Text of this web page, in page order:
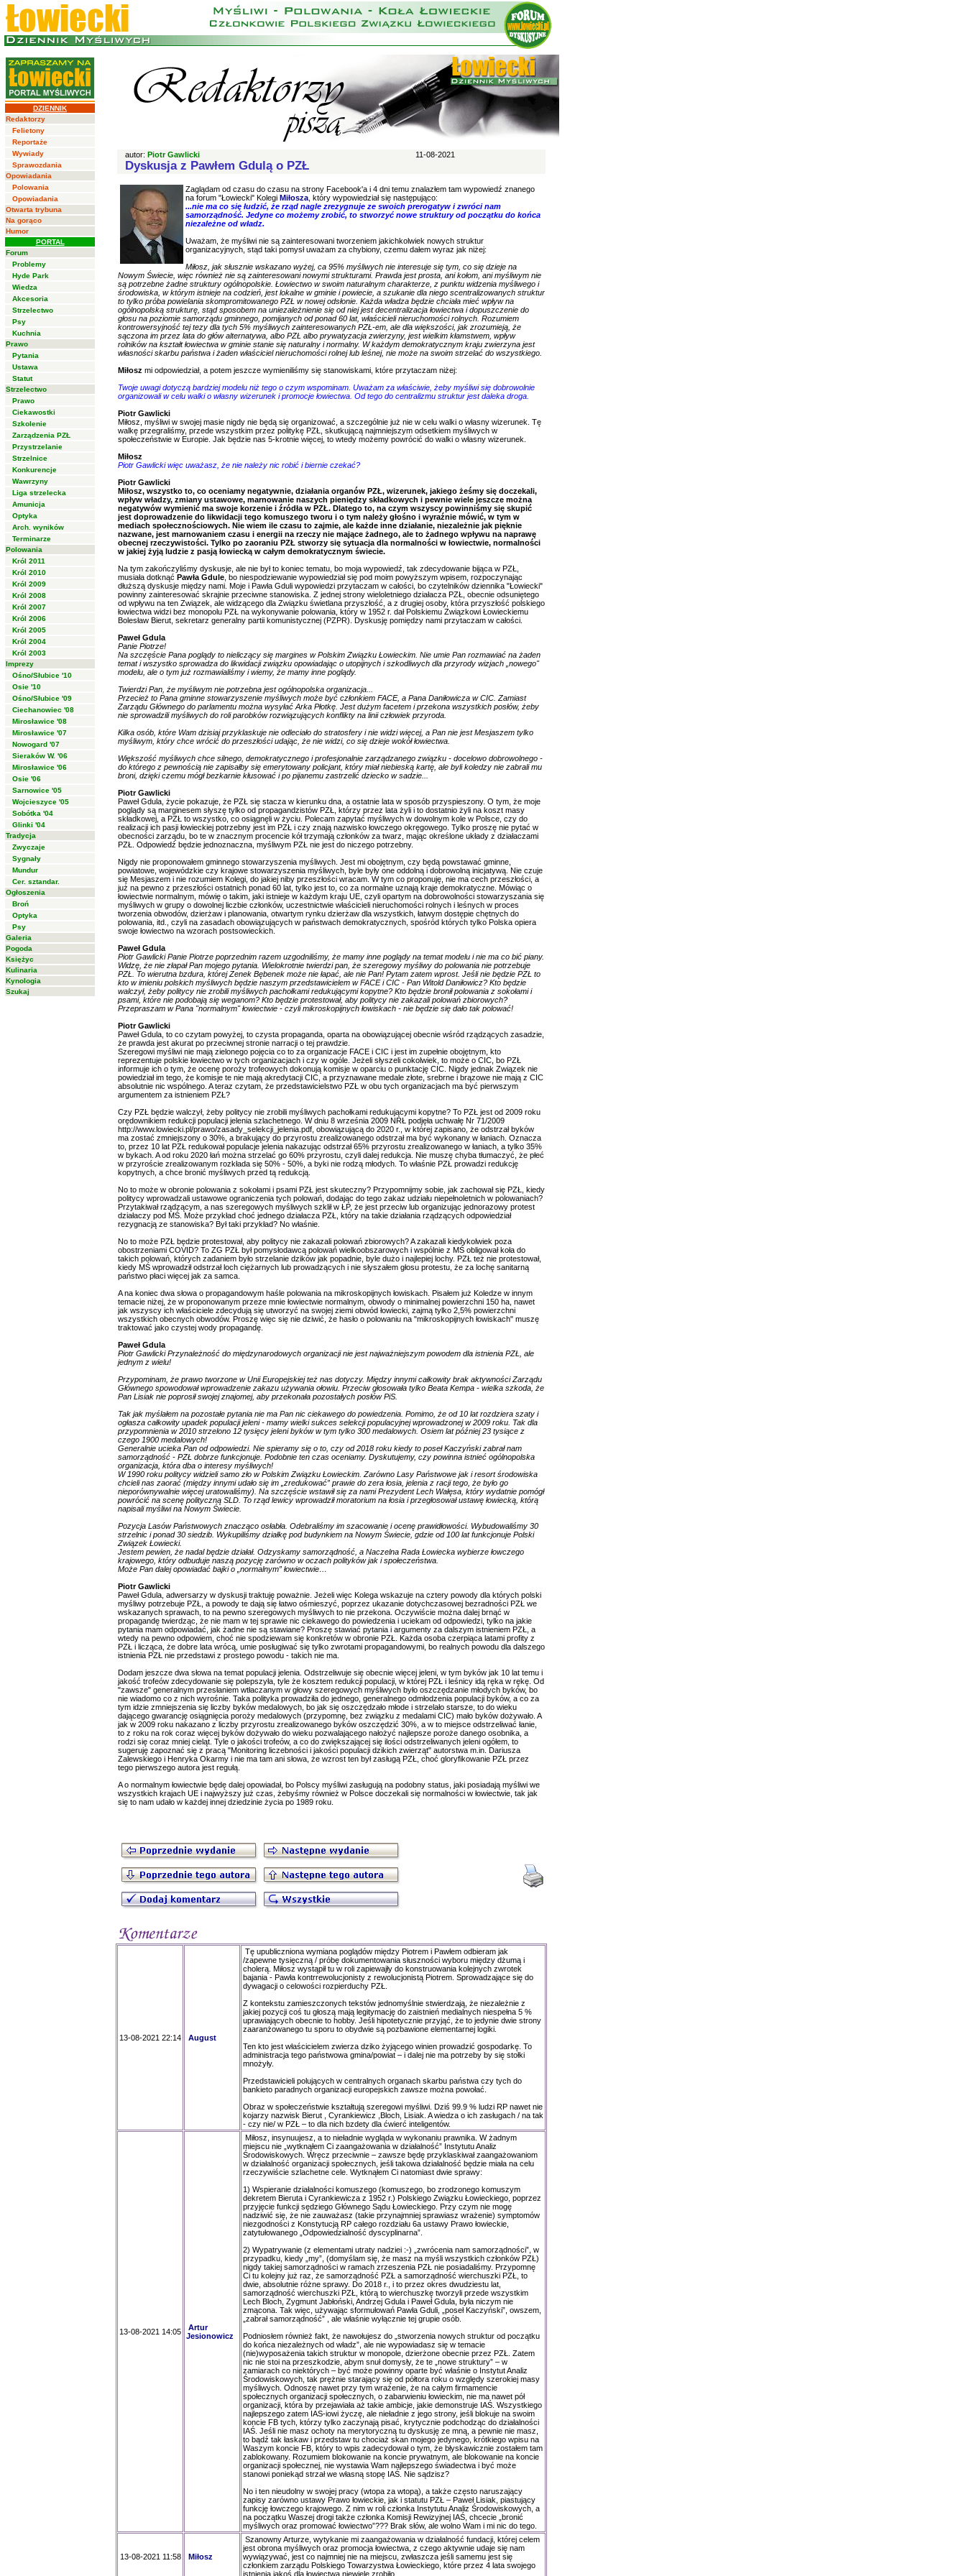
DZIENNIK
Redaktorzy
Felietony
Reportaże
Wywiady
Sprawozdania
Opowiadania
Polowania
Opowiadania
Otwarta trybuna
Na gorąco
Humor
PORTAL
Forum
Problemy
Hyde Park
Wiedza
Akcesoria
Strzelectwo
Psy
Kuchnia
Prawo
Pytania
Ustawa
Statut
Strzelectwo
Prawo
Ciekawostki
Szkolenie
Zarządzenia PZŁ
Przystrzelanie
Strzelnice
Konkurencje
Wawrzyny
Liga strzelecka
Amunicja
Optyka
Arch. wyników
Terminarze
Polowania
Król 2011
Król 2010
Król 2009
Król 2008
Król 2007
Król 2006
Król 2005
Król 2004
Król 2003
Imprezy
Ośno/Słubice '10
Osie '10
Ośno/Słubice '09
Ciechanowiec '08
Mirosławice '08
Mirosławice '07
Nowogard '07
Sieraków W. '06
Mirosławice '06
Osie '06
Sarnowice '05
Wojcieszyce '05
Sobótka '04
Glinki '04
Tradycja
Zwyczaje
Sygnały
Mundur
Cer. sztandar.
Ogłoszenia
Broń
Optyka
Psy
Galeria
Pogoda
Księżyc
Kulinaria
Kynologia
Szukaj
autor: Piotr Gawlicki 11-08-2021
Dyskusja z Pawłem Gdulą o PZŁ
Zaglądam od czasu do czasu na strony Facebook'a i 4 dni temu znalazłem tam wypowiedź znanego
na forum "Łowiecki" Kolegi Miłosza , który wypowiedział się następująco:
...nie ma co się łudzić, że rząd nagle zrezygnuje ze swoich prerogatyw i zwróci nam
samorządność. Jedyne co możemy zrobić, to stworzyć nowe struktury od początku do końca
niezależne od władz.
Uważam, że myśliwi nie są zainteresowani tworzeniem jakichkolwiek nowych struktur
organizacyjnych, stąd taki pomysł uważam za chybiony, czemu dałem wyraz jak niżej:
Miłosz, jak słusznie wskazano wyżej, ca 95% myśliwych nie interesuje się tym, co się dzieje na
Nowym Świecie, więc również nie są zainteresowani nowymi strukturami. Prawda jest prosta, ani kołom, ani myśliwym nie
są potrzebne żadne struktury ogólnopolskie. Łowiectwo w swoim naturalnym charakterze, z punktu widzenia myśliwego i
środowiska, w którym istnieje na codzień, jest lokalne w gminie i powiecie, a szukanie dla niego scentralizowanych struktur
to tylko próba powielania skompromitowanego PZŁ w nowej odsłonie. Każda władza będzie chciała mieć wpływ na
ogólnopolską strukturę, stąd sposobem na uniezależnienie się od niej jest decentralizacja łowiectwa i dopuszczenie do
głosu na poziomie samorządu gminnego, pomijanych od ponad 60 lat, właścicieli nieruchomości rolnych. Rozumiem
kontrowersyjność tej tezy dla tych 5% myśliwych zainteresowanych PZŁ-em, ale dla większości, jak zrozumieją, że
sączona im przez lata do głów alternatywa, albo PZŁ albo prywatyzacja zwierzyny, jest wielkim kłamstwem, wpływ
rolników na kształt łowiectwa w gminie stanie się naturalny i normalny. W każdym demokratycznym kraju zwierzyna jest
własności skarbu państwa i żaden właściciel nieruchomości rolnej lub leśnej, nie może na swoim strzelać do wszystkiego.
Miłosz mi odpowiedział, a potem jeszcze wymieniliśmy się stanowiskami, które przytaczam niżej:
Twoje uwagi dotyczą bardziej modelu niż tego o czym wspominam. Uważam za właściwie, żeby myśliwi się dobrowolnie
organizowali w celu walki o własny wizerunek i promocje łowiectwa. Od tego do centralizmu struktur jest daleka droga.
Piotr Gawlicki
Miłosz, myśliwi w swojej masie nigdy nie będą się organizować, a szczególnie już nie w celu walki o własny wizerunek. Tę
walkę przegraliśmy, przede wszystkim przez politykę PZŁ, skutkującą najmniejszym odsetkiem myśliwych w
społeczeństwie w Europie. Jak będzie nas 5-krotnie więcej, to wtedy możemy powrócić do walki o własny wizerunek.
Miłosz
Piotr Gawlicki więc uważasz, że nie należy nic robić i biernie czekać?
Piotr Gawlicki
Miłosz, wszystko to, co oceniamy negatywnie, działania organów PZŁ, wizerunek, jakiego żeśmy się doczekali,
wpływ władzy, zmiany ustawowe, marnowanie naszych pieniędzy składkowych i pewnie wiele jeszcze można
negatywów wymienić ma swoje korzenie i źródła w PZŁ. Dlatego to, na czym wszyscy powinniśmy się skupić
jest doprowadzenie do likwidacji tego komuszego tworu i o tym należy głośno i wyraźnie mówić, w tym w
mediach społecznościowych. Nie wiem ile czasu to zajmie, ale każde inne działanie, niezależnie jak pięknie
nazwane, jest marnowaniem czasu i energii na rzeczy nie mające żadnego, ale to żadnego wpływu na naprawę
obecnej rzeczywistości. Tylko po zaoraniu PZŁ stworzy się sytuacja dla normalności w łowiectwie, normalności
w jakiej żyją ludzie z pasją łowiecką w całym demokratycznym świecie.
Na tym zakończyliśmy dyskusje, ale nie był to koniec tematu, bo moja wypowiedź, tak zdecydowanie bijąca w PZŁ,
musiała dotknąć Pawła Gdule , bo niespodziewanie wypowiedział się pod moim powyższym wpisem, rozpoczynając
dłuższą dyskusje między nami. Moje i Pawła Gduli wypowiedzi przytaczam w całości, bo czytelników dziennika "Łowiecki"
powinny zainteresować skrajnie przeciwne stanowiska. Z jednej strony wieloletniego działacza PZŁ, obecnie odsuniętego
od wpływu na ten Związek, ale widzącego dla Związku świetlana przyszłość, a z drugiej osoby, która przyszłość polskiego
łowiectwa widzi bez monopolu PZŁ na wykonywanie polowania, który w 1952 r. dał Polskiemu Związkowi Łowieckiemu
Bolesław Bierut, sekretarz generalny partii komunistycznej (PZPR). Dyskusję pomiędzy nami przytaczam w całości.
Paweł Gdula
Panie Piotrze!
Na szczęście Pana poglądy to nieliczący się margines w Polskim Związku Łowieckim. Nie umie Pan rozmawiać na żaden
temat i wszystko sprowadza do likwidacji związku opowiadając o utopijnych i szkodliwych dla przyrody wizjach „nowego"
modelu, ale o tym już rozmawialiśmy i wiemy, że mamy inne poglądy.
Twierdzi Pan, że myśliwym nie potrzebna jest ogólnopolska organizacja...
Przecież to Pana gminne stowarzyszenie myśliwych może być członkiem FACE, a Pana Daniłowicza w CIC. Zamiast
Zarządu Głównego do parlamentu można wysyłać Arka Płotkę. Jest dużym facetem i przekona wszystkich posłów, żeby
nie sprowadzili myśliwych do roli parobków rozwiązujących konflikty na linii człowiek przyroda.
Kilka osób, które Wam dzisiaj przyklaskuje nie odleciało do stratosfery i nie widzi więcej, a Pan nie jest Mesjaszem tylko
myśliwym, który chce wrócić do przeszłości udając, że nie widzi, co się dzieje wokół łowiectwa.
Większość myśliwych chce silnego, demokratycznego i profesjonalnie zarządzanego związku - docelowo dobrowolnego -
do którego z pewnością nie zapisałby się emerytowany policjant, który miał niebieską kartę, ale byli koledzy nie zabrali mu
broni, dzięki czemu mógł bezkarnie kłusować i po pijanemu zastrzelić dziecko w sadzie...
Piotr Gawlicki
Paweł Gdula, życie pokazuje, że PZŁ się stacza w kierunku dna, a ostatnie lata w sposób przyspieszony. O tym, że moje
poglądy są marginesem słyszę tylko od propagandzistów PZŁ, którzy przez lata żyli i to dostatnio żyli na koszt masy
składkowej, a PZŁ to wszystko, co osiągnęli w życiu. Polecam zapytać myśliwych w dowolnym kole w Polsce, czy do
realizacji ich pasji łowieckiej potrzebny jest im PZŁ i czy znają nazwisko łowczego okręgowego. Tylko proszę nie pytać w
obecności zarządu, bo te w znacznym procencie kół trzymają członków za twarz, mając określone układy z działaczami
PZŁ. Odpowiedź będzie jednoznaczna, myśliwym PZŁ nie jest do niczego potrzebny.
Nigdy nie proponowałem gminnego stowarzyszenia myśliwych. Jest mi obojętnym, czy będą powstawać gminne,
powiatowe, wojewódzkie czy krajowe stowarzyszenia myśliwych, byle były one oddolną i dobrowolną inicjatywą. Nie czuje
się Mesjaszem i nie rozumiem Kolegi, do jakiej niby przeszłości wracam. W tym co proponuję, nie ma cech przeszłości, a
już na pewno z przeszłości ostatnich ponad 60 lat, tylko jest to, co za normalne uznają kraje demokratyczne. Mówiąc o
łowiectwie normalnym, mówię o takim, jaki istnieje w każdym kraju UE, czyli opartym na dobrowolności stowarzyszania się
myśliwych w grupy o dowolnej liczbie członków, uczestnictwie właścicieli nieruchomości rolnych i leśnych w proces
tworzenia obwodów, dzierżaw i planowania, otwartym rynku dzierżaw dla wszystkich, łatwym dostępie chętnych do
polowania, itd., czyli na zasadach obowiązujących w państwach demokratycznych, spośród których tylko Polska opiera
swoje łowiectwo na wzorach postsowieckich.
Paweł Gdula
Piotr Gawlicki Panie Piotrze poprzednim razem uzgodniliśmy, że mamy inne poglądy na temat modelu i nie ma co bić piany.
Widzę, że nie złapał Pan mojego pytania. Wielokrotnie twierdzi pan, że szeregowy myśliwy do polowania nie potrzebuje
PZŁ. To wierutna bzdura, której Zenek Bębenek może nie łapać, ale nie Pan! Pytam zatem wprost. Jeśli nie będzie PZŁ to
kto w imieniu polskich myśliwych będzie naszym przedstawicielem w FACE i CIC - Pan Witold Daniłowicz? Kto będzie
walczył, żeby politycy nie zrobili myśliwych pachołkami redukującymi kopytne? Kto będzie bronił polowania z sokołami i
psami, które nie podobają się weganom? Kto będzie protestował, aby politycy nie zakazali polowań zbiorowych?
Przepraszam w Pana "normalnym" łowiectwie - czyli mikroskopijnych łowiskach - nie będzie się dało tak polować!
Piotr Gawlicki
Paweł Gdula, to co czytam powyżej, to czysta propaganda, oparta na obowiązującej obecnie wśród rządzących zasadzie,
że prawda jest akurat po przeciwnej stronie narracji o tej prawdzie.
Szeregowi myśliwi nie mają zielonego pojęcia co to za organizacje FACE i CIC i jest im zupełnie obojętnym, kto
reprezentuje polskie łowiectwo w tych organizacjach i czy w ogóle. Jeżeli słyszeli cokolwiek, to może o CIC, bo PZŁ
informuje ich o tym, że ocenę poroży trofeowych dokonują komisje w oparciu o punktację CIC. Nigdy jednak Związek nie
powiedział im tego, że komisje te nie mają akredytacji CIC, a przyznawane medale złote, srebrne i brązowe nie mają z CIC
absolutnie nic wspólnego. A teraz czytam, że przedstawicielstwo PZŁ w obu tych organizacjach ma być pierwszym
argumentem za istnieniem PZŁ?
Czy PZŁ będzie walczył, żeby politycy nie zrobili myśliwych pachołkami redukującymi kopytne? To PZŁ jest od 2009 roku
orędownikiem redukcji populacji jelenia szlachetnego. W dniu 8 września 2009 NRŁ podjęła uchwałę Nr 71/2009
http://www.lowiecki.pl/prawo/zasady_selekcji_jelenia.pdf, obowiązującą do 2020 r., w której zapisano, że odstrzał byków
ma zostać zmniejszony o 30%, a brakujący do przyrostu zrealizowanego odstrzał ma być wykonany w łaniach. Oznacza
to, przez 10 lat PZŁ redukował populacje jelenia nakazując odstrzał 65% przyrostu zrealizowanego w łaniach, a tylko 35%
w bykach. A od roku 2020 łań można strzelać go 60% przyrostu, czyli dalej redukcja. Nie muszę chyba tłumaczyć, że płeć
w przyroście zrealizowanym rozkłada się 50% - 50%, a byki nie rodzą młodych. To właśnie PZŁ prowadzi redukcję
kopytnych, a chce bronić myśliwych przed tą redukcją.
No to może w obronie polowania z sokołami i psami PZŁ jest skuteczny? Przypomnijmy sobie, jak zachował się PZŁ, kiedy
politycy wprowadzali ustawowe ograniczenia tych polowań, dodając do tego zakaz udziału niepełnoletnich w polowaniach?
Przytakiwał rządzącym, a nas szeregowych myśliwych szklił w ŁP, że jest przeciw lub organizując jednorazowy protest
działaczy pod MŚ. Może przykład choć jednego działacza PZŁ, który na takie działania rządzących odpowiedział
rezygnacją ze stanowiska? Był taki przykład? No właśnie.
No to może PZŁ będzie protestował, aby politycy nie zakazali polowań zbiorowych? A zakazali kiedykolwiek poza
obostrzeniami COVID? To ZG PZŁ był pomysłodawcą polowań wielkoobszarowych i wspólnie z MŚ obligował koła do
takich polowań, których zadaniem było strzelanie dzików jak popadnie, byle dużo i najlepiej lochy. PZŁ też nie protestował,
kiedy MŚ wprowadził odstrzał loch ciężarnych lub prowadzących i nie słyszałem głosu protestu, że za lochę sanitarną
państwo płaci więcej jak za samca.
A na koniec dwa słowa o propagandowym haśle polowania na mikroskopijnych łowiskach. Pisałem już Koledze w innym
temacie niżej, że w proponowanym przeze mnie łowiectwie normalnym, obwody o minimalnej powierzchni 150 ha, nawet
jak wszyscy ich właściciele zdecydują się utworzyć na swojej ziemi obwód łowiecki, zajmą tylko 2,5% powierzchni
wszystkich obecnych obwodów. Proszę więc się nie dziwić, że hasło o polowaniu na "mikroskopijnych łowiskach" muszę
traktować jako czystej wody propagandę.
Paweł Gdula
Piotr Gawlicki Przynależność do międzynarodowych organizacji nie jest najważniejszym powodem dla istnienia PZŁ, ale
jednym z wielu!
Przypominam, że prawo tworzone w Unii Europejskiej też nas dotyczy. Między innymi całkowity brak aktywności Zarządu
Głównego spowodował wprowadzenie zakazu używania ołowiu. Przeciw głosowała tylko Beata Kempa - wielka szkoda, że
Pan Lisiak nie poprosił swojej znajomej, aby przekonała pozostałych posłów PiS.
Tak jak myślałem na pozostałe pytania nie ma Pan nic ciekawego do powiedzenia. Pomimo, że od 10 lat rozdziera szaty i
ogłasza całkowity upadek populacji jeleni - mamy wielki sukces selekcji populacyjnej wprowadzonej w 2009 roku. Tak dla
przypomnienia w 2010 strzelono 12 tysięcy jeleni byków w tym tylko 300 medalowych. Osiem lat później 23 tysiące z
czego 1900 medalowych!
Generalnie ucieka Pan od odpowiedzi. Nie spieramy się o to, czy od 2018 roku kiedy to poseł Kaczyński zabrał nam
samorządność - PZŁ dobrze funkcjonuje. Podobnie ten czas oceniamy. Dyskutujemy, czy powinna istnieć ogólnopolska
organizacja, która dba o interesy myśliwych!
W 1990 roku politycy widzieli samo zło w Polskim Związku Łowieckim. Zarówno Lasy Państwowe jak i resort środowiska
chcieli nas zaorać (między innymi udało się im „zredukować” prawie do zera łosia, jelenia z racji tego, że było go
nieporównywalnie więcej uratowaliśmy). Na szczęście wstawił się za nami Prezydent Lech Wałęsa, który wydatnie pomógł
powrócić na scenę polityczną SLD. To rząd lewicy wprowadził moratorium na łosia i przegłosował ustawę łowiecką, którą
napisali myśliwi na Nowym Świecie.
Pozycja Lasów Państwowych znacząco osłabła. Odebraliśmy im szacowanie i ocenę prawidłowości. Wybudowaliśmy 30
strzelnic i ponad 30 siedzib. Wykupiliśmy działkę pod budynkiem na Nowym Świecie, gdzie od 100 lat funkcjonuje Polski
Związek Łowiecki.
Jestem pewien, że nadal będzie działał. Odzyskamy samorządność, a Naczelna Rada Łowiecka wybierze łowczego
krajowego, który odbuduje naszą pozycję zarówno w oczach polityków jak i społeczeństwa.
Może Pan dalej opowiadać bajki o „normalnym” łowiectwie…
Piotr Gawlicki
Paweł Gdula, adwersarzy w dyskusji traktuję poważnie. Jeżeli więc Kolega wskazuje na cztery powody dla których polski
myśliwy potrzebuje PZŁ, a powody te dają się łatwo ośmieszyć, poprzez ukazanie dotychczasowej bezradności PZŁ we
wskazanych sprawach, to na pewno szeregowych myśliwych to nie przekona. Oczywiście można dalej brnąć w
propagandę twierdząc, że nie mam w tej sprawie nic ciekawego do powiedzenia i uciekam od odpowiedzi, tylko na jakie
pytania mam odpowiadać, jak żadne nie są stawiane? Proszę stawiać pytania i argumenty za dalszym istnieniem PZŁ, a
wtedy na pewno odpowiem, choć nie spodziewam się konkretów w obronie PZŁ. Każda osoba czerpiąca latami profity z
PZŁ i licząca, że dobre lata wrócą, umie posługiwać się tylko zwrotami propagandowymi, bo realnych powodu dla dalszego
istnienia PZŁ nie przedstawi z prostego powodu - takich nie ma.
Dodam jeszcze dwa słowa na temat populacji jelenia. Odstrzeliwuje się obecnie więcej jeleni, w tym byków jak 10 lat temu i
jakość trofeów zdecydowanie się polepszyła, tyle że kosztem redukcji populacji, w której PZŁ i leśnicy idą ręka w rękę. Od
"zawsze" generalnym przesłaniem wtłaczanym w głowy szeregowych myśliwych było oszczędzanie młodych byków, bo
nie wiadomo co z nich wyrośnie. Taka polityka prowadziła do jednego, generalnego odmłodzenia populacji byków, a co za
tym idzie zmniejszenia się liczby byków medalowych, bo jak się oszczędzało młode i strzelało starsze, to do wieku
dającego gwarancję osiągnięcia poroży medalowych (przypomnę, bez związku z medalami CIC) mało byków dożywało. A
jak w 2009 roku nakazano z liczby przyrostu zrealizowanego byków oszczędzić 30%, a w to miejsce odstrzeliwać łanie,
to z roku na rok coraz więcej byków dożywało do wieku pozwalającego nałożyć najlepsze poroże danego osobnika, a
rodzi się coraz mniej cieląt. Tyle o jakości trofeów, a co do zwiększającej się ilości odstrzeliwanych jeleni ogółem, to
sugeruję zapoznać się z pracą "Monitoring liczebności i jakości populacji dzikich zwierząt" autorstwa m.in. Dariusza
Zalewskiego i Henryka Okarmy i nie ma tam ani słowa, że wzrost ten był zasługą PZŁ, choć gloryfikowanie PZŁ przez
tego pierwszego autora jest regułą.
A o normalnym łowiectwie będę dalej opowiadał, bo Polscy myśliwi zasługują na podobny status, jaki posiadają myśliwi we
wszystkich krajach UE i najwyższy już czas, żebyśmy również w Polsce doczekali się normalności w łowiectwie, tak jak
się to nam udało w każdej innej dziedzinie życia po 1989 roku.
13-08-2021 22:14 August
Tę upubliczniona wymiana poglądów między Piotrem i Pawłem odbieram jak
/zapewne tysięczną / próbę dokumentowania słuszności wyboru między dżumą i
cholerą. Miłosz wystąpił tu w roli zapiewajły do konstruowania kolejnych zwrotek
bajania - Pawła kontrrewolucjonisty z rewolucjonistą Piotrem. Sprowadzające się do
dywagacji o celowości rozpierduchy PZŁ.
Z kontekstu zamieszczonych tekstów jednomyślnie stwierdzają, że niezależnie z
jakiej pozycji coś tu głoszą mają legitymację do zaistnień medialnych niespełna 5 %
uprawiających obecnie to hobby. Jeśli hipotetycznie przyjąć, że to jedynie dwie strony
zaaranżowanego tu sporu to obydwie są pozbawione elementarnej logiki.
Ten kto jest właścicielem zwierza dziko żyjącego winien prowadzić gospodarkę. To
administracja tego państwowa gmina/powiat – i dalej nie ma potrzeby by się stołki
mnożyły.
Przedstawicieli polujących w centralnych organach skarbu państwa czy tych do
bankieto paradnych organizacji europejskich zawsze można powołać.
Obraz w społeczeństwie kształtują szeregowi myśliwi. Dziś 99.9 % ludzi RP nawet nie
kojarzy nazwisk Bierut , Cyrankiewicz ,Bloch, Lisiak. A wiedza o ich zasługach / na tak
- czy nie/ w PZŁ – to dla nich bzdety dla ćwierć inteligentów.
13-08-2021 14:05
Artur
Jesionowicz
Miłosz, insynuujesz, a to nieładnie wygląda w wykonaniu prawnika. W żadnym
miejscu nie „wytknąłem Ci zaangażowania w działalność” Instytutu Analiz
Środowiskowych. Wręcz przeciwnie – zawsze będę przyklaskiwał zaangażowaniom
w działalność organizacji społecznych, jeśli takowa działalność będzie miała na celu
rzeczywiście szlachetne cele. Wytknąłem Ci natomiast dwie sprawy:
1) Wspieranie działalności komuszego (komuszego, bo zrodzonego komuszym
dekretem Bieruta i Cyrankiewicza z 1952 r.) Polskiego Związku Łowieckiego, poprzez
przyjęcie funkcji sędziego Głównego Sądu Łowieckiego. Przy czym nie mogę
nadziwić się, że nie zauważasz (takie przynajmniej sprawiasz wrażenie) symptomów
niezgodności z Konstytucją RP całego rozdziału 6a ustawy Prawo łowieckie,
zatytułowanego „Odpowiedzialność dyscyplinarna”.
2) Wypatrywanie (z elementami utraty nadziei :-) „zwrócenia nam samorządności”, w
przypadku, kiedy „my”, (domyślam się, że masz na myśli wszystkich członków PZŁ)
nigdy takiej samorządności w ramach zrzeszenia PZŁ nie posiadaliśmy. Przypomnę
Ci tu kolejny już raz, że samorządność PZŁ a samorządność wierchuszki PZŁ, to
dwie, absolutnie różne sprawy. Do 2018 r., i to przez okres dwudziestu lat,
samorządność wierchuszki PZŁ, którą to wierchuszkę tworzyli przede wszystkim
Lech Bloch, Zygmunt Jabłoński, Andrzej Gdula i Paweł Gdula, była niczym nie
zmącona. Tak więc, używając sformułowań Pawła Gduli, „poseł Kaczyński”, owszem,
„zabrał samorządność” , ale właśnie wyłącznie tej grupie osób.
Podniosłem również fakt, że nawołujesz do „stworzenia nowych struktur od początku
do końca niezależnych od władz”, ale nie wypowiadasz się w temacie
(nie)wyposażenia takich struktur w monopole, dzierżone obecnie przez PZŁ. Zatem
nic nie stoi na przeszkodzie, abym snuł domysły, że te „nowe struktury” – w
zamiarach co niektórych – być może powinny oparte być właśnie o Instytut Analiz
Środowiskowych, tak prężnie starający się od półtora roku o względy szerokiej masy
myśliwych. Odnoszę nawet przy tym wrażenie, że na całym firmamencie
społecznych organizacji społecznych, o zabarwieniu łowieckim, nie ma nawet pół
organizacji, która by przejawiała aż takie ambicje, jakie demonstruje IAŚ. Wszystkiego
najlepszego zatem IAS-iowi życzę, ale nieładnie z jego strony, jeśli blokuje na swoim
koncie FB tych, którzy tylko zaczynają pisać, krytycznie podchodząc do działalności
IAŚ. Jeśli nie masz ochoty na merytoryczną tu dyskusję ze mną, a pewnie nie masz,
to bądź tak łaskaw i przedstaw tu chociaż skan mojego jedynego, krótkiego wpisu na
Waszym koncie FB, który to wpis zadecydował o tym, że błyskawicznie zostałem tam
zablokowany. Rozumiem blokowanie na koncie prywatnym, ale blokowanie na koncie
organizacji społecznej, nie wystawia Wam najlepszego świadectwa i być może
stanowi poniekąd strzał we własną stopę IAŚ. Nie sądzisz?
No i ten nieudolny w swojej pracy (wtopa za wtopą), a także często naruszający
zapisy zarówno ustawy Prawo łowieckie, jak i statutu PZŁ – Paweł Lisiak, piastujący
funkcję łowczego krajowego. Z nim w roli członka Instytutu Analiz Środowiskowych, a
na początku Waszej drogi także członka Komisji Rewizyjnej IAŚ, chcecie „bronić
myśliwych oraz promować łowiectwo”??? Brak słów, ale wolno Wam i mi nic do tego.
13-08-2021 11:58 Miłosz
Szanowny Arturze, wytykanie mi zaangażowania w działalność fundacji, której celem
jest obrona myśliwych oraz promocja łowiectwa, z czego aktywnie udaje się nam
wywiązywać, jest co najmniej nie na miejscu, zwłaszcza jeśli samemu jest się
członkiem zarządu Polskiego Towarzystwa Łowieckiego, które przez 4 lata swojego
istnienia jakoś dla łowiectwa niewiele zrobiło.